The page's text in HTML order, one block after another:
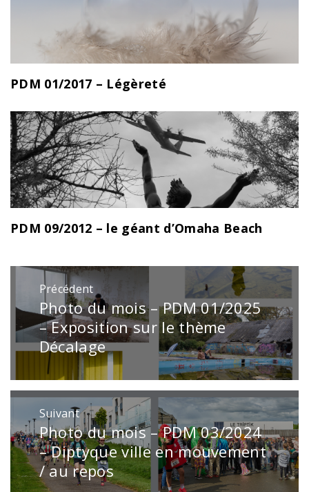
PDM 01/2017 – Légèreté
PDM 09/2012 – le géant d’Omaha Beach
Navigation
l’article
Précédent
Publication
précédente
:
Photo du mois – PDM 01/2025
– Exposition sur le thème
Décalage
Suivant
Publication
suivante
Photo du mois – PDM 03/2024
– Diptyque ville en mouvement
/ au repos